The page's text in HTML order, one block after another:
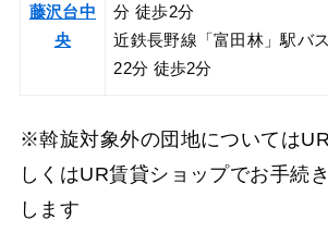
藤沢台中
央
分 徒歩2分
近鉄長野線「富田林」駅バス
22分 徒歩2分
※斡旋対象外の団地については
しくはUR賃貸ショップでお手続
します